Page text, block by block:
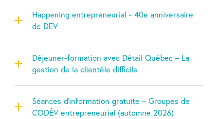
Happening entrepreneurial - 40e anniversaire
de DEV
Déjeuner-formation avec Détail Québec – La
gestion de la clientèle difficile
Séances d’information gratuite – Groupes de
CODÉV entrepreneurial (automne 2026)